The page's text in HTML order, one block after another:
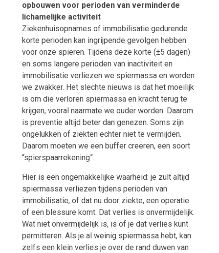
opbouwen voor perioden van verminderde
lichamelijke activiteit
Ziekenhuisopnames of immobilisatie gedurende
korte perioden kan ingrijpende gevolgen hebben
voor onze spieren. Tijdens deze korte (±5 dagen)
en soms langere perioden van inactiviteit en
immobilisatie verliezen we spiermassa en worden
we zwakker. Het slechte nieuws is dat het moeilijk
is om die verloren spiermassa en kracht terug te
krijgen, vooral naarmate we ouder worden. Daarom
is preventie altijd beter dan genezen. Soms zijn
ongelukken of ziekten echter niet te vermijden.
Daarom moeten we een buffer creëren, een soort
“spierspaarrekening”.
Hier is een ongemakkelijke waarheid: je zult altijd
spiermassa verliezen tijdens perioden van
immobilisatie, of dat nu door ziekte, een operatie
of een blessure komt. Dat verlies is onvermijdelijk.
Wat niet onvermijdelijk is, is of je dat verlies kunt
permitteren. Als je al weinig spiermassa hebt, kan
zelfs een klein verlies je over de rand duwen van